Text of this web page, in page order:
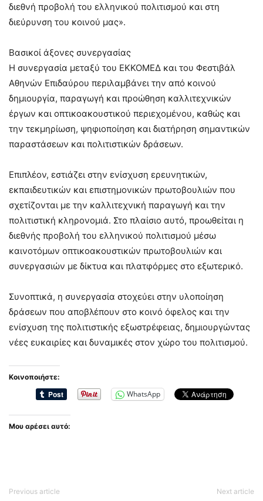
διεθνή προβολή του ελληνικού πολιτισμού και στη
διεύρυνση του κοινού μας».
Βασικοί άξονες συνεργασίας
Η συνεργασία μεταξύ του ΕΚΚΟΜΕΔ και του Φεστιβάλ
Αθηνών Επιδαύρου περιλαμβάνει την από κοινού
δημιουργία, παραγωγή και προώθηση καλλιτεχνικών
έργων και οπτικοακουστικού περιεχομένου, καθώς και
την τεκμηρίωση, ψηφιοποίηση και διατήρηση σημαντικών
παραστάσεων και πολιτιστικών δράσεων.
Επιπλέον, εστιάζει στην ενίσχυση ερευνητικών,
εκπαιδευτικών και επιστημονικών πρωτοβουλιών που
σχετίζονται με την καλλιτεχνική παραγωγή και την
πολιτιστική κληρονομιά. Στο πλαίσιο αυτό, προωθείται η
διεθνής προβολή του ελληνικού πολιτισμού μέσω
καινοτόμων οπτικοακουστικών πρωτοβουλιών και
συνεργασιών με δίκτυα και πλατφόρμες στο εξωτερικό.
Συνοπτικά, η συνεργασία στοχεύει στην υλοποίηση
δράσεων που αποβλέπουν στο κοινό όφελος και την
ενίσχυση της πολιτιστικής εξωστρέφειας, δημιουργώντας
νέες ευκαιρίες και δυναμικές στον χώρο του πολιτισμού.
Κοινοποιήστε:
WhatsApp
Μου αρέσει αυτό:
Previous article Next article